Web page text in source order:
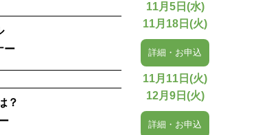
ー
11月5日(水)
11月18日(火)
詳細・お申込
？
11月11日(火)
12月9日(火)
詳細・お申込